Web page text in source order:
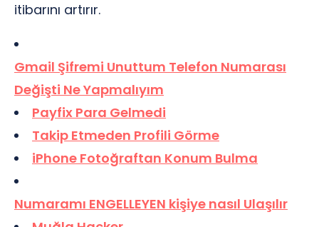
itibarını artırır.
Gmail Şifremi Unuttum Telefon Numarası
Değişti Ne Yapmalıyım
Payfix Para Gelmedi
Takip Etmeden Profili Görme
iPhone Fotoğraftan Konum Bulma
Numaramı ENGELLEYEN kişiye nasıl Ulaşılır